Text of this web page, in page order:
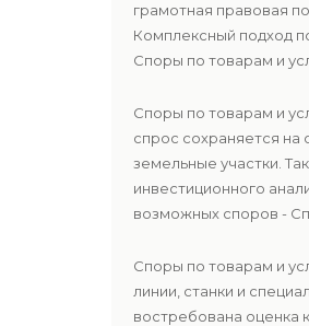
грамотная правовая
Комплексный подход
Споры по товарам и
Споры по товарам и
спрос сохраняется на
земельные участки.
инвестиционного
возможных споров -
Споры по товарам и
линии, станки и
востребована оценка